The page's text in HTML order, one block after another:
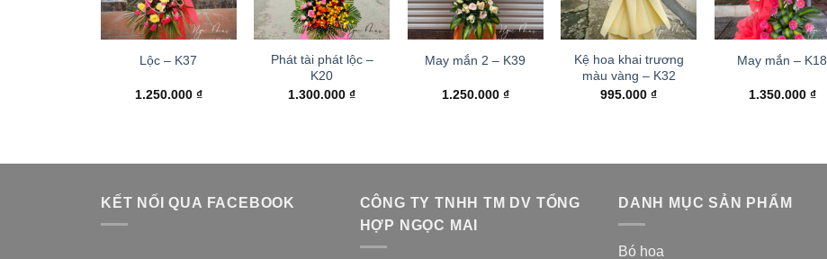
Lộc – K37
1.250.000 ₫
Phát tài phát lộc –
K20
1.300.000₫
May mắn 2 – K39
1.250.000 ₫
Kệ hoa khai trương
màu vàng – K32
995.000₫
May mắn – K18
1.350.000 ₫
KẾT NỐI QUA FACEBOOK
CÔNG TY TNHH TM DV TỔNG
HỢP NGỌC MAI
DANH MỤC SẢN PHẨM
Bó hoa